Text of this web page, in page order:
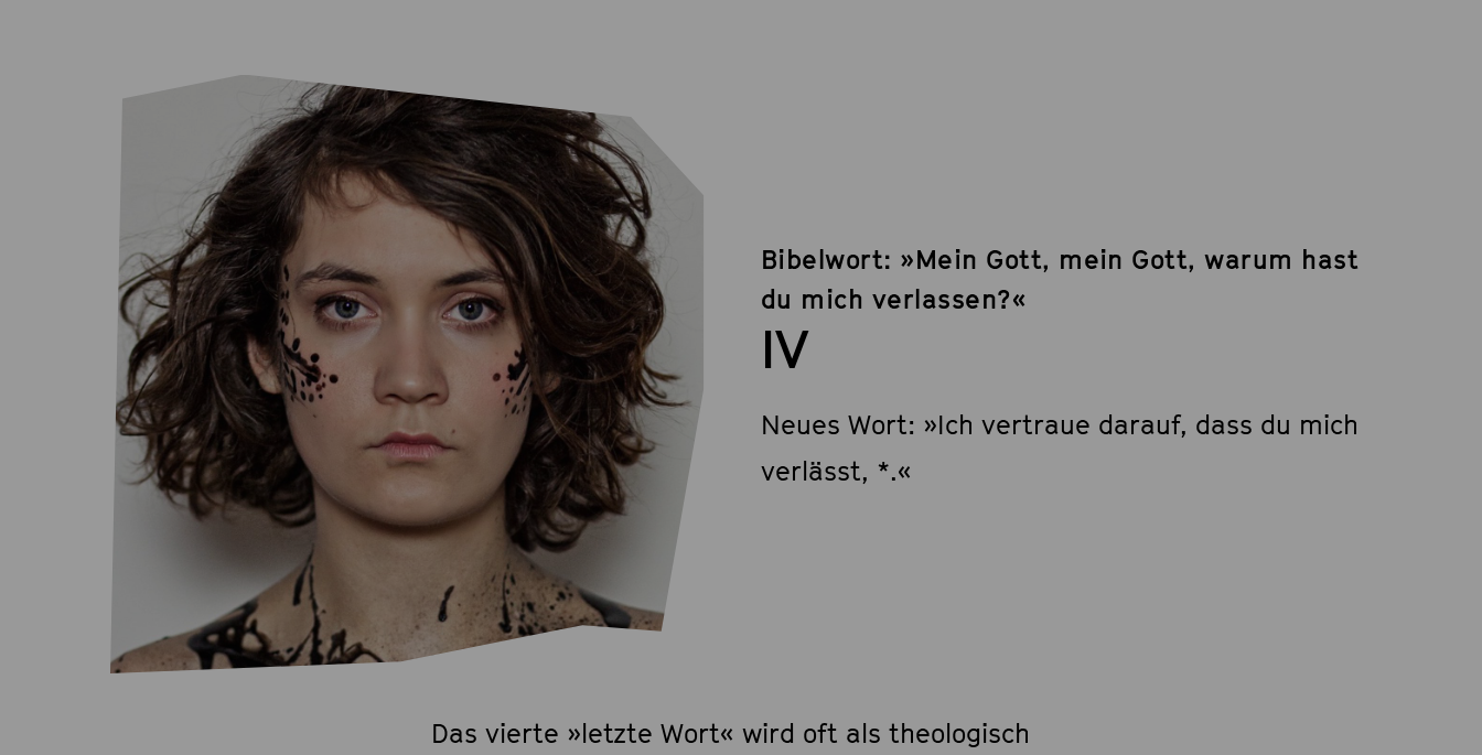
Bibelwort: »Mein Gott, mein Gott, warum hast
du mich verlassen?«
IV
Neues Wort: »Ich vertraue darauf, dass du mich
verlässt, *.«
Das vierte »letzte Wort« wird oft als theologisch